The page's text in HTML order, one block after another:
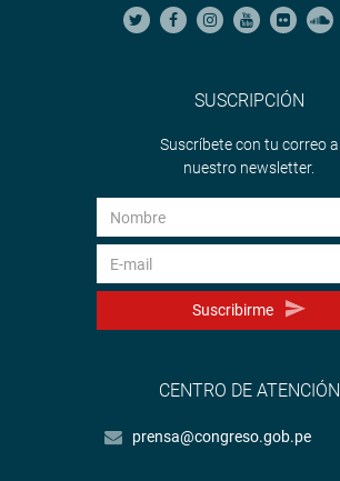
SUSCRIPCIÓN
Suscríbete con tu correo a
nuestro newsletter.
Suscribirme
CENTRO DE ATENCIÓN
prensa@congreso.gob.pe